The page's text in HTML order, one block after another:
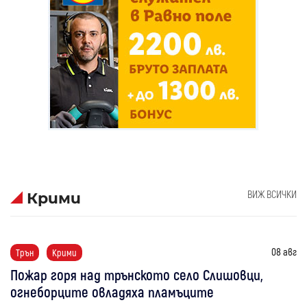
Крими ВИЖ ВСИЧКИ
Трън Крими 08 авг
Пожар горя над трънското село Слишовци,
огнеборците овладяха пламъците